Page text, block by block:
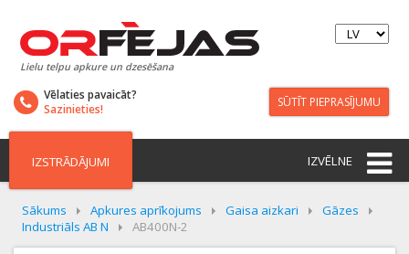
Lielu telpu apkure un dzesēšana
Vēlaties pavaicāt?
Sazinieties!
SŪTĪT PIEPRASĪJUMU
IZSTRĀDĀJUMI IZVĒLNE
Sākums Apkures aprīkojums Gaisa aizkari
Gāzes
Industriāls AB N
AB400N-2